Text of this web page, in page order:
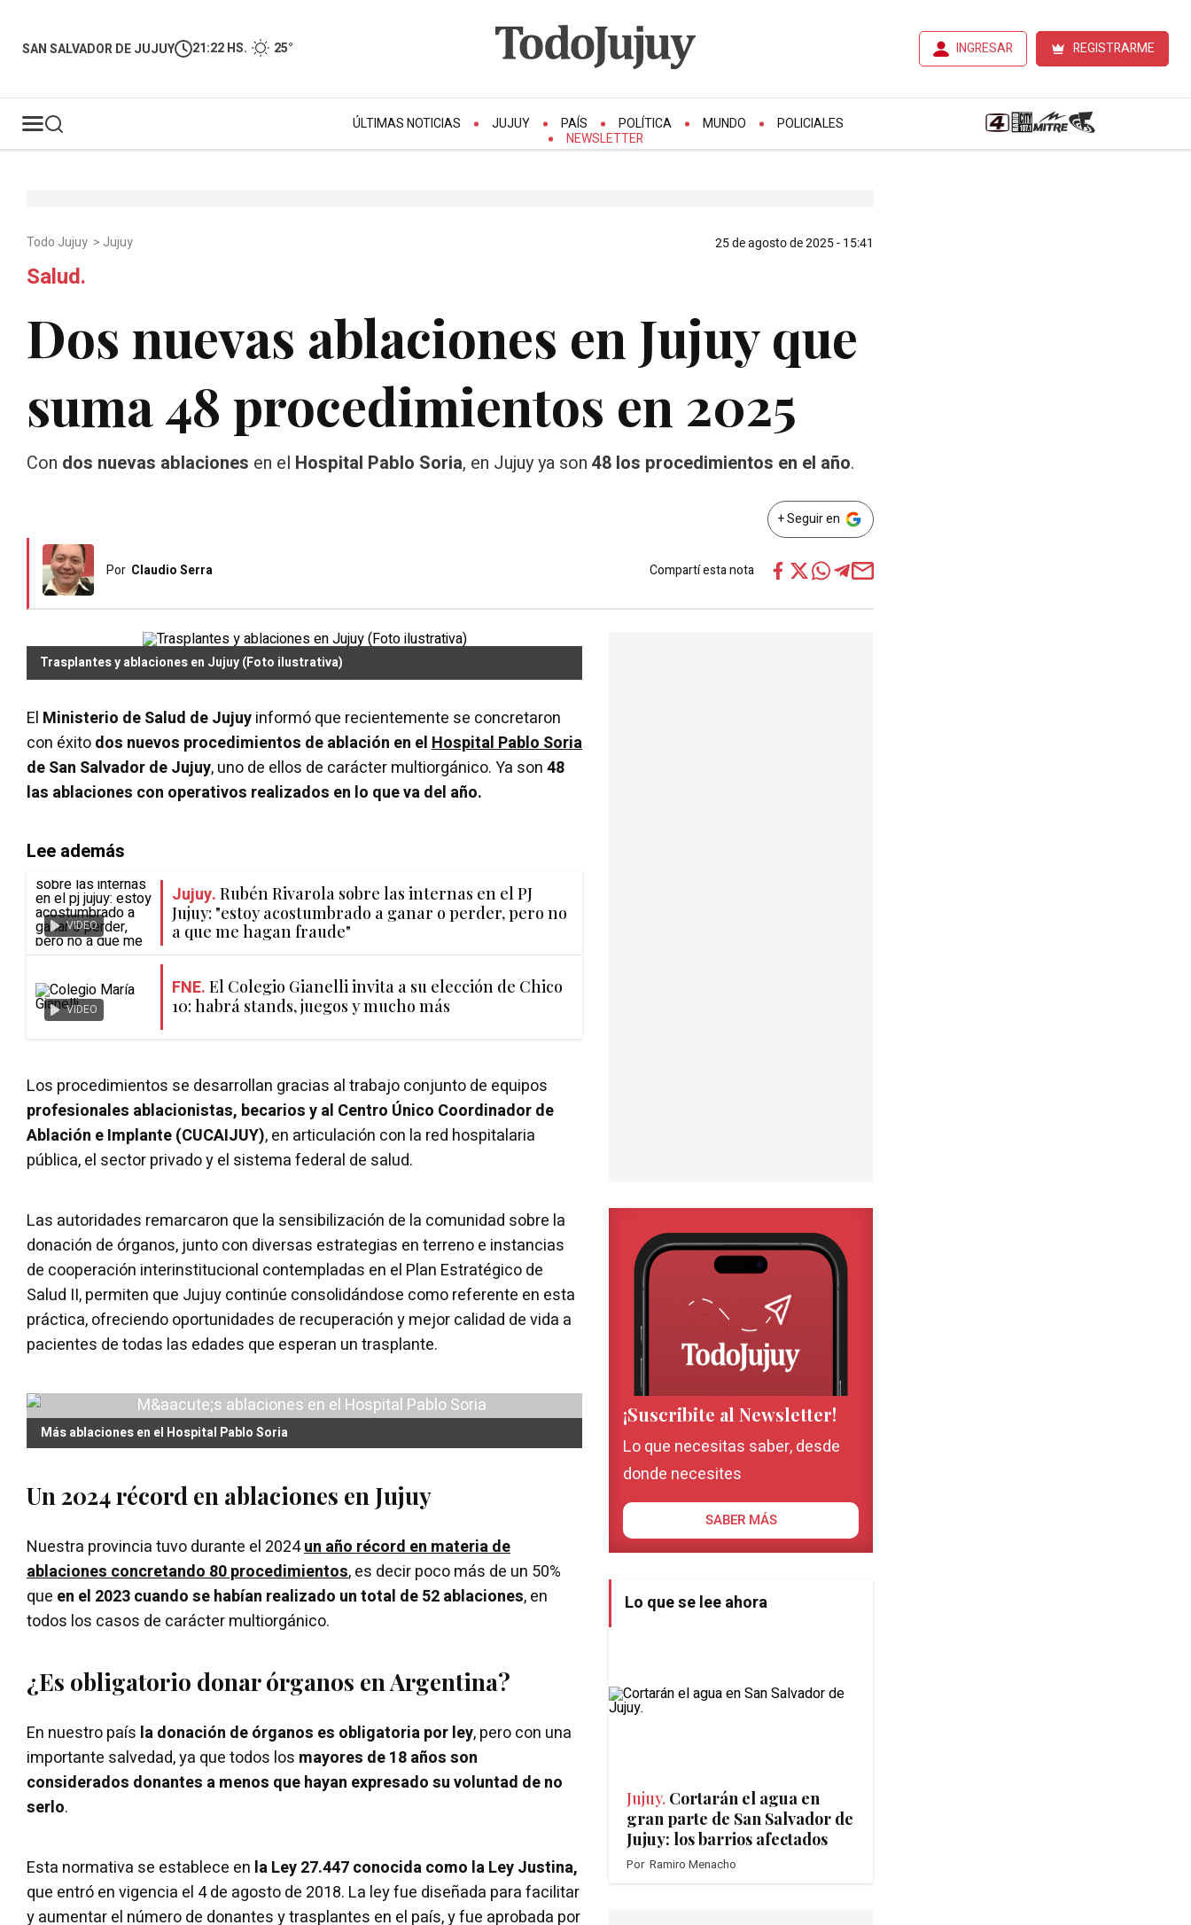
SAN SALVADOR DE JUJUY 21:22 HS. 25° INGRESAR REGISTRARME
ÚLTIMAS NOTICIAS JUJUY PAÍS POLÍTICA MUNDO
POLICIALES
NEWSLETTER
Todo Jujuy > Jujuy 25 de agosto de 2025 - 15:41
Salud.
Dos nuevas ablaciones en Jujuy que
suma 48 procedimientos en 2025
Con dos nuevas ablaciones en el Hospital Pablo Soria, en Jujuy ya son 48 los procedimientos en el año.
+ Seguir en
Por Claudio Serra Compartí esta nota
Trasplantes y ablaciones en Jujuy (Foto ilustrativa)
El Ministerio de Salud de Jujuyinformó que recientemente se concretaron
con éxitodos nuevos procedimientos de ablación en elHospital Pablo Soria
de San Salvador de Jujuy, uno de ellos de carácter multiorgánico. Ya son48
las ablaciones con operativos realizados en lo que va del año.
Lee además
VIDEO
Jujuy. Rubén Rivarola sobre las internas en el PJ
Jujuy: "estoy acostumbrado a ganar o perder, pero no
a que me hagan fraude"
VIDEO
FNE. El Colegio Gianelli invita a su elección de Chico
10: habrá stands, juegos y mucho más
Los procedimientos se desarrollan gracias al trabajo conjunto de equipos
profesionales ablacionistas, becarios y al Centro Único Coordinador de
Ablación e Implante (CUCAIJUY), en articulación con la red hospitalaria
pública, el sector privado y el sistema federal de salud.
Las autoridades remarcaron que la sensibilización de la comunidad sobre la
donación de órganos, junto con diversas estrategias en terreno e instancias
de cooperación interinstitucional contempladas en el Plan Estratégico de
Salud II, permiten que Jujuy continúe consolidándose como referente en esta
práctica, ofreciendo oportunidades de recuperación y mejor calidad de vida a
pacientes de todas las edades que esperan un trasplante.
Más ablaciones en el Hospital Pablo Soria
Un 2024 récord en ablaciones en Jujuy
Nuestra provincia tuvo durante el 2024un año récord en materia de
ablaciones concretando 80 procedimientos, es decir poco más de un 50%
que en el 2023 cuando se habían realizado un total de 52 ablaciones, en
todos los casos de carácter multiorgánico.
¿Es obligatorio donar órganos en Argentina?
En nuestro país la donación de órganos es obligatoria por ley, pero con una
importante salvedad, ya que todos los mayores de 18 años son
considerados donantes a menos que hayan expresado su voluntad de no
serlo.
Esta normativa se establece en la Ley 27.447 conocida como la Ley Justina,
que entró en vigencia el 4 de agosto de 2018. La ley fue diseñada para facilitar
y aumentar el número de donantes y trasplantes en el país, y fue aprobada por
¡Suscribite al Newsletter!
Lo que necesitas saber, desde
donde necesites
SABER MÁS
Lo que se lee ahora
Jujuy. Cortarán el agua en
gran parte de San Salvador de
Jujuy: los barrios afectados
Por Ramiro Menacho